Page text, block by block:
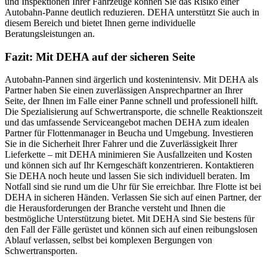
Autobahn-Panne deutlich reduzieren. DEHA unterstützt Sie auch in
diesem Bereich und bietet Ihnen gerne individuelle
Beratungsleistungen an.
Fazit: Mit DEHA auf der sicheren Seite
Autobahn-Pannen sind ärgerlich und kostenintensiv. Mit DEHA als
Partner haben Sie einen zuverlässigen Ansprechpartner an Ihrer
Seite, der Ihnen im Falle einer Panne schnell und professionell hilft.
Die Spezialisierung auf Schwertransporte, die schnelle Reaktionszeit
und das umfassende Serviceangebot machen DEHA zum idealen
Partner für Flottenmanager in Beucha und Umgebung. Investieren
Sie in die Sicherheit Ihrer Fahrer und die Zuverlässigkeit Ihrer
Lieferkette – mit DEHA minimieren Sie Ausfallzeiten und Kosten
und können sich auf Ihr Kerngeschäft konzentrieren. Kontaktieren
Sie DEHA noch heute und lassen Sie sich individuell beraten. Im
Notfall sind sie rund um die Uhr für Sie erreichbar. Ihre Flotte ist bei
DEHA in sicheren Händen. Verlassen Sie sich auf einen Partner, der
die Herausforderungen der Branche versteht und Ihnen die
bestmögliche Unterstützung bietet. Mit DEHA sind Sie bestens für
den Fall der Fälle gerüstet und können sich auf einen reibungslosen
Ablauf verlassen, selbst bei komplexen Bergungen von
Schwertransporten.